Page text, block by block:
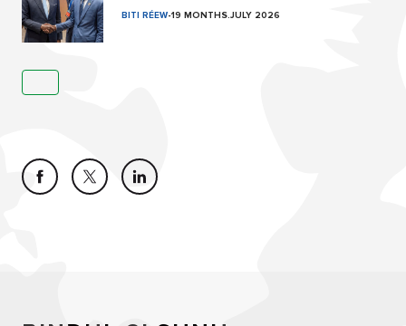
BITI RÉEW-19 MONTHS.JULY 2026